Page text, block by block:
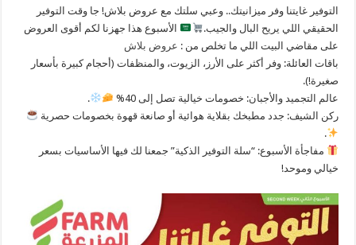
التوفير غايتنا وفر ميزانيتك.. وعبي سلتك مع عروض بلاش! جا وقت التوفير
الحقيقي اللي يريح البال والجيب.
الأسبوع هذا جهزنا لكم أقوى العروض
على مقاضي البيت اللي ما تخلص من : عروض بلاش
​باقات العائلة: وفر أكثر على الأرز، الزيوت، والمنظفات (أحجام كبيرة بأسعار
صغيرة!).
​عالم التجميد والأجبان: خصومات خيالية تصل إلى 40%
.
​ركن الشيف: جدد مطبخك بقلاية هوائية أو صانعة قهوة بخصومات حصرية
.
مفاجأة الأسبوع: “سلة التوفير الذكية” جمعنا لك فيها الأساسيات بسعر
خيالي وموحد!